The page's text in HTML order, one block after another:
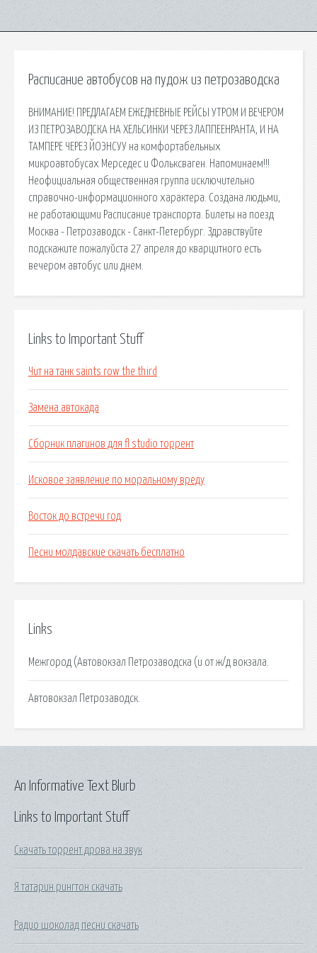
Расписание автобусов на пудож из петрозаводска
ВНИМАНИЕ! ПРЕДЛАГАЕМ ЕЖЕДНЕВНЫЕ РЕЙСЫ УТРОМ И ВЕЧЕРОМ
ИЗ ПЕТРОЗАВОДСКА НА ХЕЛЬСИНКИ ЧЕРЕЗ ЛАППЕЕНРАНТА, И НА
ТАМПЕРЕ ЧЕРЕЗ ЙОЭНСУУ на комфортабельных
микроавтобусах Мерседес и Фольксваген. Напоминаем!!!
Неофициальная общественная группа исключительно
справочно-информационного характера. Создана людьми,
не работающими Расписание транспорта. Билеты на поезд
Москва - Петрозаводск - Санкт-Петербург. Здравствуйте
подскажите пожалуйста 27 апреля до кварцитного есть
вечером автобус или днем.
Links to Important Stuff
Чит на танк saints row the third
Замена автокада
Сборник плагинов для fl studio торрент
Исковое заявление по моральному вреду
Восток до встречи год
Песни молдавские скачать бесплатно
Links
Межгород (Автовокзал Петрозаводска (и от ж/д вокзала.
Автовокзал Петрозаводск.
Links to Important Stuff
Скачать торрент дрова на звук
Я татарин рингтон скачать
Радио шоколад песни скачать
An Informative Text Blurb